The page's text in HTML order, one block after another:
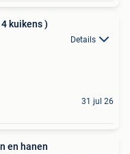
kuikens )
Details
31 jul 26
en hanen